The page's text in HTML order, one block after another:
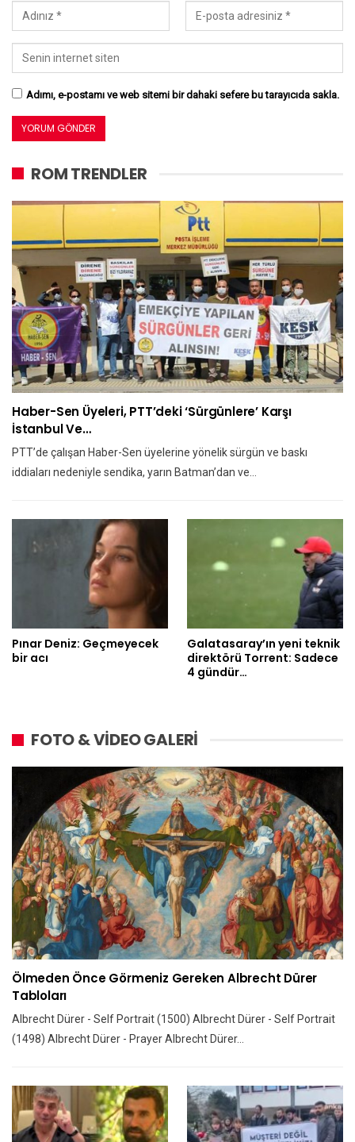
Adımı, e-postamı ve web sitemi bir dahaki sefere bu tarayıcıda sakla.
ROM TRENDLER
Haber-Sen Üyeleri, PTT’deki ‘sürgünlere’ Karşı
İstanbul Ve…
PTT’de çalışan Haber-Sen üyelerine yönelik sürgün ve baskı
iddiaları nedeniyle sendika, yarın Batman’dan ve…
Pınar Deniz: Geçmeyecek
bir acı
Galatasaray’ın yeni teknik
direktörü Torrent: Sadece
4 gündür…
FOTO & VİDEO GALERİ
Ölmeden Önce Görmeniz Gereken Albrecht Dürer
Tabloları
Albrecht Dürer - Self Portrait (1500) Albrecht Dürer - Self Portrait
(1498) Albrecht Dürer - Prayer Albrecht Dürer…